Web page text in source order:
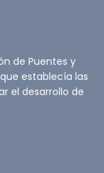
de Puentes y
establecía las
el desarrollo de